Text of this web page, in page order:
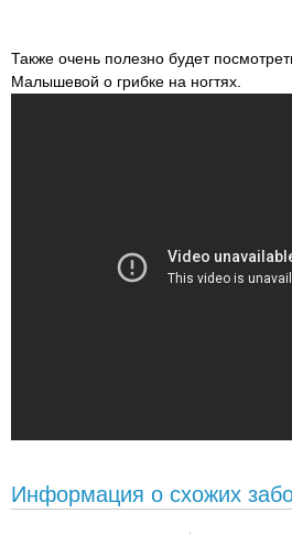
Также очень полезно будет
Малышевой о грибке на ногтях.
Информация о схожих